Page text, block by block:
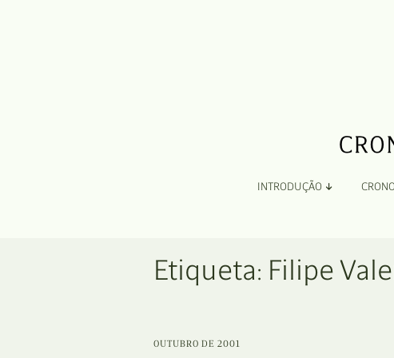
INTRODUÇÃO
Organização
Etiqueta: Filipe
OUTUBRO DE 2001